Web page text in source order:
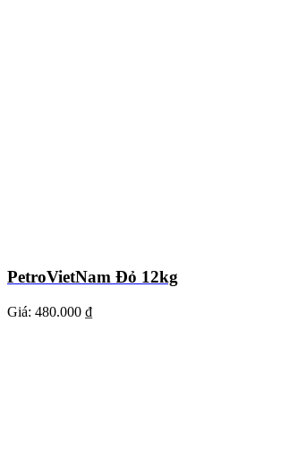
PetroVietNam Đỏ 12kg
Giá: 480.000 ₫